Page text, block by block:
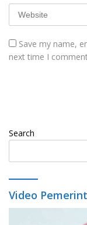
Save my name,
next time I
Search
Video